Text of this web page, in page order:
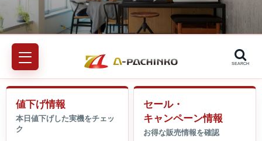
SEARCH
値下げ情報
セール・
キャンペーン情報